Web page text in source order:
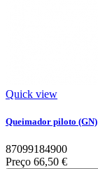
Quick view
Queimador piloto (GN)
87099184900
Preço 66,50 €